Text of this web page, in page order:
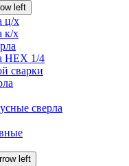
ц/х
к/х
HEX 1/4
сварки
сверла